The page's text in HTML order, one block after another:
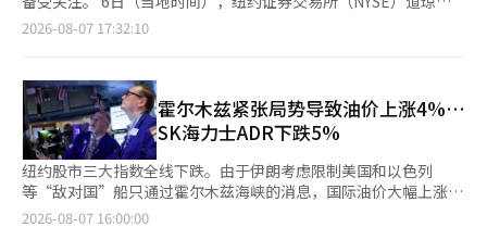
券交易所（NYSE）中，道琼斯工业平均指数下跌0.85%，标准普
尔500指数下跌0.18%，以科技股为主的纳斯达克指数下跌
（-13.03%）在发布业绩后大幅下跌。尤其是西部数据尽管业绩超
出市场预期，但仍大幅下跌。近期市场对出货量增长的重视程度超
过了业绩，导致对依赖价格上涨的销售增长反应不佳。 因此，美
光一度在盘中下跌超过7%，但由于谷歌发行250亿美元的公司债
券，提升了未来半导体投资的预期，最终收盘上涨1.31%。早盘一
度下跌超过2%的费城半导体指数最终上涨0.33%收盘。 未来资产
证券研究员徐相英表示：“美国股市中部分半导体股在业绩发布后
表现疲软，但迅速回升，开盘时处于平盘状态。”他还指出：“随
0.9%，标准普尔500指数下跌0.2%，纳斯达克指数下跌0.1%。 我
们银行经济学家闵京元表示：“外资投资者为了降低不确定性，可
压力。”他还指出：“在月中结算临近之际，进口商积极购入美
元，这也是汇率上升的一个因素。”※ 本报道经人工智能（AI）系
统翻译与编辑。
工业平均指数下跌0.85%，标准普尔500指数下跌0.18%，以科技
其是西部数据尽管业绩超出市场预期，但仍出现大幅下滑。这被解
读为市场对出货量增长的重视超过了业绩，导致对依赖价格上涨的
销售增长反应消极。 受此影响，美光一度跌幅超过7%，但由于谷
歌发行250亿美元公司债券，提升了未来半导体投资扩大的预期，
最终收盘上涨1.31%。早盘一度下跌超过2%的费城半导体指数最
终上涨0.33%收盘。 徐相英未来资产证券研究员表示：“美国股市
中部分半导体股在业绩发布后表现疲软，但迅速回升，开盘时保持
平稳。随后，谷歌的250亿美元公司债发行和美联储理事丽莎·库
2026-08-07 17:32:10
霍尔木兹紧张局势导致油价上涨4%…
SK海力士ADR下跌5%
纽约股市三大指数全线下跌。由于伊朗考虑限制美国和以色列
等“敌对国”船只通过霍尔木兹海峡的消息，国际油价大幅上涨，
投资者情绪受到抑制。同时，部分科技企业的业绩和前景未能满足
2026-08-07 16:00:00